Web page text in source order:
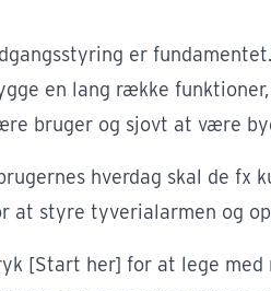
er
en lang række
bruger og sjovt at være
hverdag skal de fx
at styre tyverialarmen og
[Start her] for at lege med